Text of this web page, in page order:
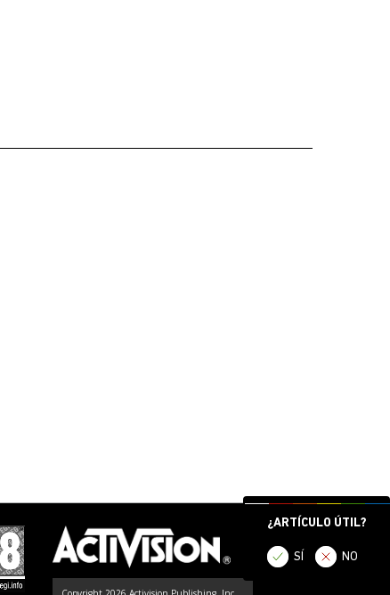
¿ARTÍCULO ÚTIL?
SÍ NO